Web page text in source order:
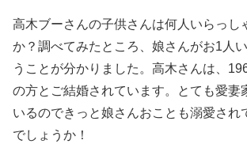
高木ブーさんの子供さんは何人いらっし
か？調べてみたところ、娘さんがお1人
うことが分かりました。高木さんは、
の方とご結婚されています。とても愛妻
いるのできっと娘さんおことも溺愛され
でしょうか！